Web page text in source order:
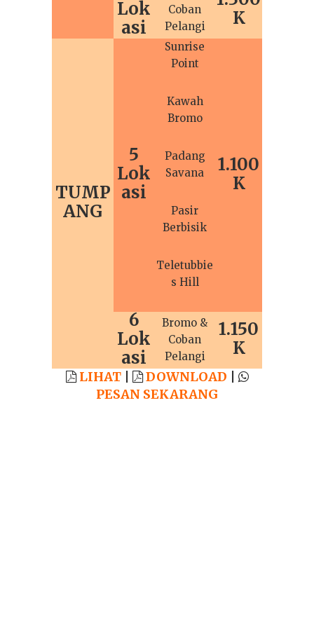
Lok
asi
Coban
Pelangi
K
TUMP
ANG
5
Lok
asi
Sunrise
Point
Kawah
Bromo
Padang
Savana
Pasir
Berbisik
Teletubbie
s Hill
1.100
K
6
Lok
asi
Bromo &
Coban
Pelangi
1.150
K
LIHAT| DOWNLOAD
PESAN SEKARANG